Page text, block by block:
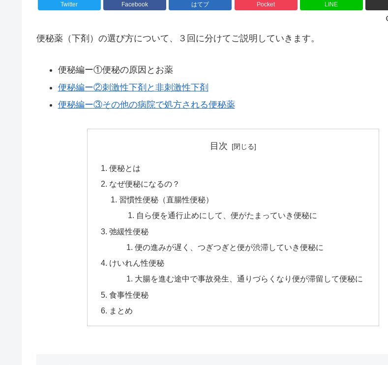
Twitter Facebook はてブ Pocket LINE
便秘薬（下剤）の選び方について、３回に分けてご説明していきます。
便秘編ー①便秘の原因とお薬
便秘編ー②刺激性下剤と非刺激性下剤
便秘編ー③その他の病院で処方される便秘薬
目次
便秘とは
なぜ便秘になるの？
習慣性便秘（直腸性便秘）
自ら便を通行止めにして、便がたまっていき便秘に
弛緩性便秘
便の進みが遅く、つぎつぎと便が渋滞していき便秘に
けいれん性便秘
大腸を進む途中で事故発生、通りづらくなり便が滞留して便秘に
食事性便秘
まとめ